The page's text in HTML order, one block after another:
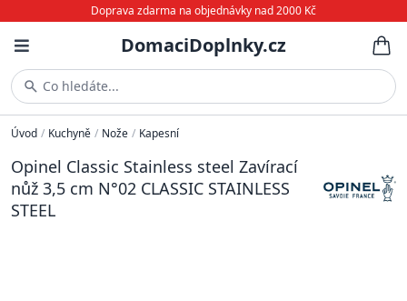
Doprava zdarma na objednávky nad 2000 Kč
DomaciDoplnky.cz
Co hledáte...
Úvod / Kuchyně / Nože / Kapesní
Opinel Classic Stainless steel Zavírací
nůž 3,5 cm N°02 CLASSIC STAINLESS
STEEL